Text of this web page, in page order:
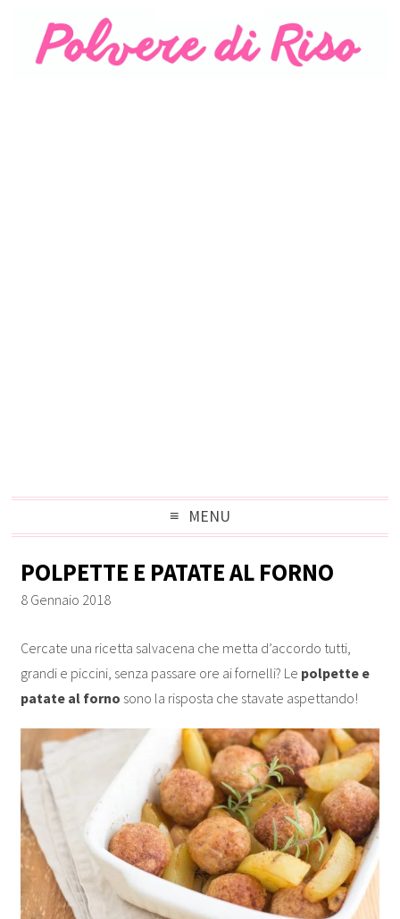
MENU
POLPETTE E PATATE AL FORNO
8 Gennaio 2018
Cercate una ricetta salvacena che metta d’accordo tutti,
grandi e piccini, senza passare ore ai fornelli? Le polpette e
patate al forno sono la risposta che stavate aspettando!